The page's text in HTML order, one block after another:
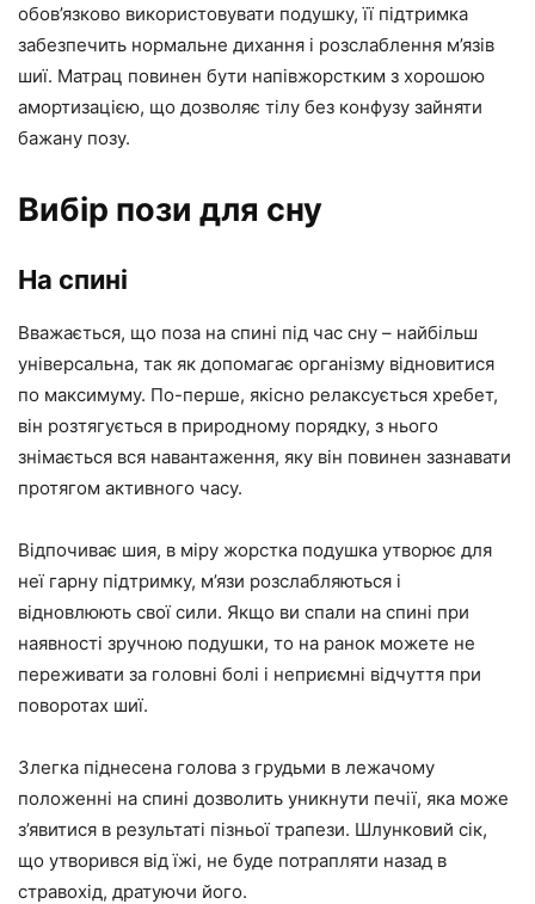
обов’язково використовувати подушку, її підтримка
забезпечить нормальне дихання і розслаблення м’язів
шиї. Матрац повинен бути напівжорстким з хорошою
амортизацією, що дозволяє тілу без конфузу зайняти
бажану позу.
Вибір пози для сну
На спині
Вважається, що поза на спині під час сну – найбільш
універсальна, так як допомагає організму відновитися
по максимуму. По-перше, якісно релаксується хребет,
він розтягується в природному порядку, з нього
знімається вся навантаження, яку він повинен зазнавати
протягом активного часу.
Відпочиває шия, в міру жорстка подушка утворює для
неї гарну підтримку, м’язи розслабляються і
відновлюють свої сили. Якщо ви спали на спині при
наявності зручною подушки, то на ранок можете не
переживати за головні болі і неприємні відчуття при
поворотах шиї.
Злегка піднесена голова з грудьми в лежачому
положенні на спині дозволить уникнути печії, яка може
з’явитися в результаті пізньої трапези. Шлунковий сік,
що утворився від їжі, не буде потрапляти назад в
стравохід, дратуючи його.